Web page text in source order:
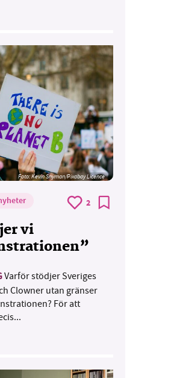
Foto:Kevin Snyman/Pixabay Licence
2
vi
Varför stödjer Sveriges
Clowner utan gränser
För att